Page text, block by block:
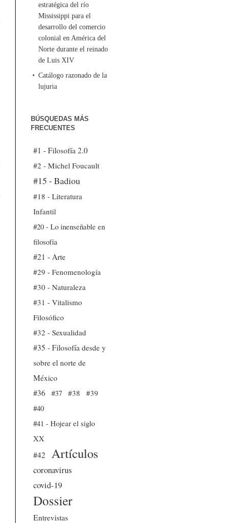
estratégica del río
Mississippi para el
desarrollo del comercio
colonial en América del
Norte durante el reinado
de Luis XIV
Catálogo razonado de la
lujuria
BÚSQUEDAS MÁS
FRECUENTES
#1 - Filosofía 2.0
#2 - Michel Foucault
#15 - Badiou
#18 - Literatura
Infantil
#20 - Lo inenseñable en
filosofía
#21 - Arte
#29 - Fenomenología
#30 - Naturaleza
#31 - Vitalismo
Filosófico
#32 - Sexualidad
#35 - Filosofía desde y
sobre el norte de
México
#36
#37 #38
#39
#40
#41 - Hojear el siglo
XX
#42
Artículos
coronavirus
covid-19
Dossier
Entrevistas